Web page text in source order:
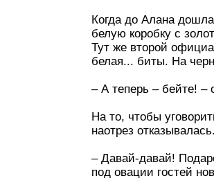
Когда до Алана
белую коробку с
Тут же второй
белая... биты. На
– А теперь – бейте! –
На то, чтобы
наотрез
– Давай-давай!
под овации гостей